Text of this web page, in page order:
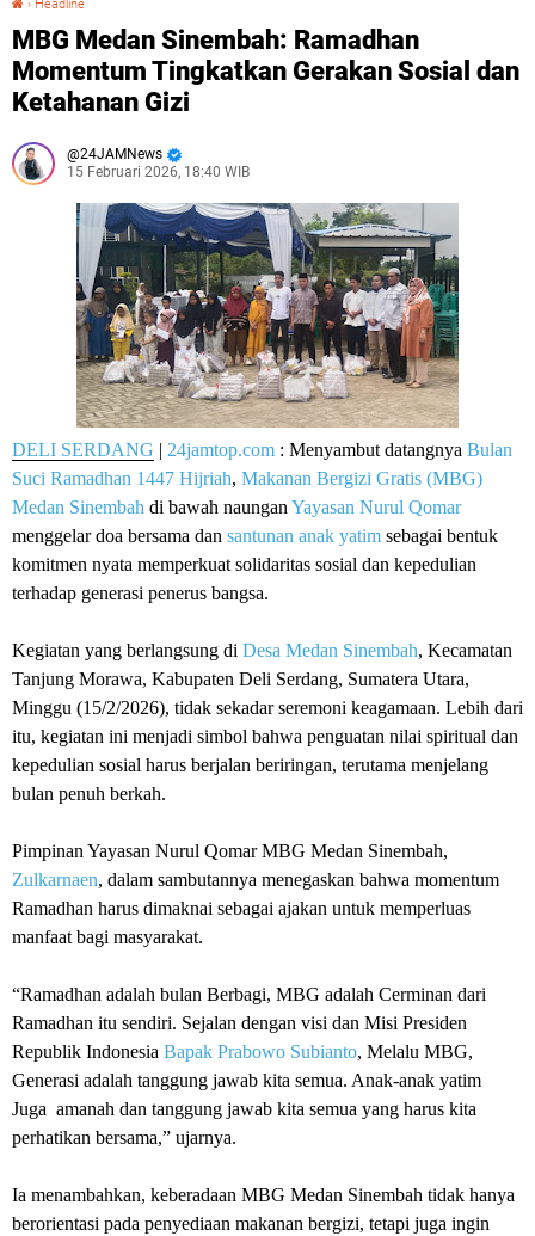
› Headline
MBG Medan Sinembah: Ramadhan
Momentum Tingkatkan Gerakan Sosial dan
Ketahanan Gizi
24JAMNews
15 Februari 2026, 18:40 WIB
DELI SERDANG | 24jamtop.com : Menyambut datangnya Bulan
Suci Ramadhan 1447 Hijriah, Makanan Bergizi Gratis (MBG)
Medan Sinembah di bawah naungan Yayasan Nurul Qomar
menggelar doa bersama dan santunan anak yatim sebagai bentuk
komitmen nyata memperkuat solidaritas sosial dan kepedulian
terhadap generasi penerus bangsa.
‎Kegiatan yang berlangsung di Desa Medan Sinembah, Kecamatan
Tanjung Morawa, Kabupaten Deli Serdang, Sumatera Utara,
Minggu (15/2/2026), tidak sekadar seremoni keagamaan. Lebih dari
itu, kegiatan ini menjadi simbol bahwa penguatan nilai spiritual dan
kepedulian sosial harus berjalan beriringan, terutama menjelang
bulan penuh berkah.
‎Pimpinan Yayasan Nurul Qomar MBG Medan Sinembah,
Zulkarnaen, dalam sambutannya menegaskan bahwa momentum
Ramadhan harus dimaknai sebagai ajakan untuk memperluas
manfaat bagi masyarakat.
‎“Ramadhan adalah bulan Berbagi, MBG adalah Cerminan dari
Ramadhan itu sendiri. Sejalan dengan visi dan Misi Presiden
Republik Indonesia Bapak Prabowo Subianto, Melalu MBG,
Generasi adalah tanggung jawab kita semua. Anak-anak yatim
Juga amanah dan tanggung jawab kita semua yang harus kita
perhatikan bersama,” ujarnya.
‎Ia menambahkan, keberadaan MBG Medan Sinembah tidak hanya
berorientasi pada penyediaan makanan bergizi, tetapi juga ingin